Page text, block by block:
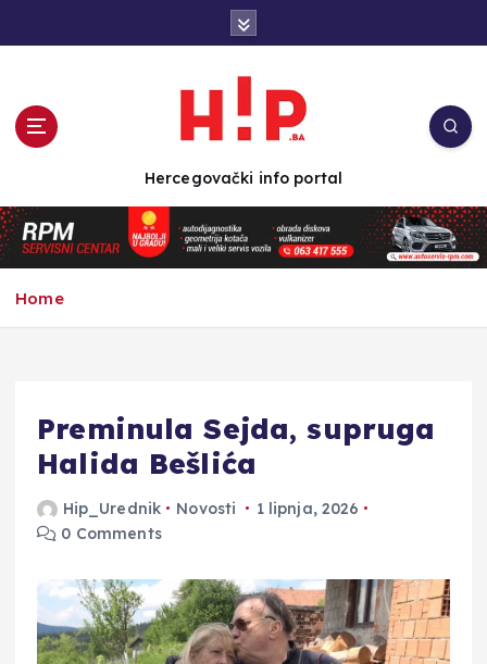
n
t
e
Hercegovački info portal
Home
Preminula Sejda, supruga
Halida Bešlića
Hip_Urednik Novosti
1 lipnja, 2026
0 Comments